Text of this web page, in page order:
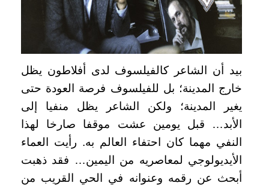
بيد أن الشاعر كالفيلسوف لدى أفلاطون يظل
خارج المدينة؛ بل للفيلسوف فرصة العودة حتى
يغير المدينة؛ ولكن الشاعر يظل منفيا إلى
الأبد… قبل يومين عشت موقفا صارخا لهذا
النفي مهما كان احتفاء العالم به. رأيت العماء
الأيديولوجي لمعاصريه من اليمين… فقد ذهبت
أبحث عن رقمه وعنوانه في الحي القريب من